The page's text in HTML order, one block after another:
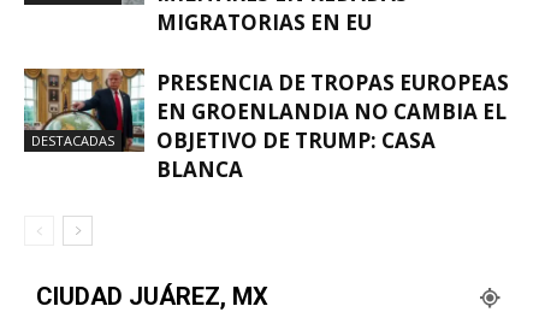
MIGRATORIAS EN EU
DESTACADAS
PRESENCIA DE TROPAS EUROPEAS
EN GROENLANDIA NO CAMBIA EL
OBJETIVO DE TRUMP: CASA
BLANCA
CIUDAD JUÁREZ, MX